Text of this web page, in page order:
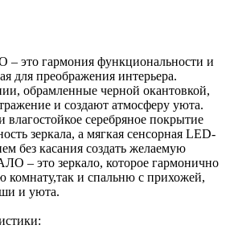
это гармония функциональности и
для преображения интерьера.
обрамленные черной окантовкой,
и создают атмосферу уюта.
серебряное покрытие
зеркала, а мягкая сенсорная LED-
без касания создать желаемую
– это зеркало, которое гармонично
комнату,так и спальню с прихожей,
и уюта.